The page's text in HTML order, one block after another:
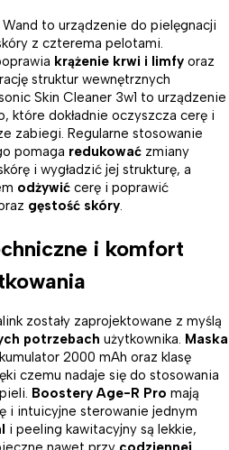
Wand to urządzenie do pielęgnacji
z czterema pelotami.
krążenie krwi i limfyoraz
struktur wewnętrznych
Skin Cleaner 3w1 to urządzenie
które dokładnie oczyszcza cerę i
zabiegi. Regularne stosowanie
pomaga redukowaćzmiany
i wygładzić jej strukturę, a
odżywić cerę i poprawić
gęstość skóry.
i komfort
zostały zaprojektowane z myślą
potrzebach użytkownika. Maska
2000 mAh oraz klasę
czemu nadaje się do stosowania
Boostery Age-R Pro mają
i intuicyjne sterowanie jednym
i peeling kawitacyjny są lekkie,